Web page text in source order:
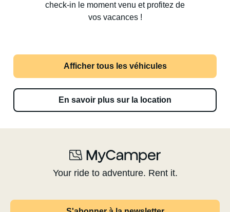
check-in le moment venu et profitez de
vos vacances !
Afficher tous les véhicules
En savoir plus sur la location
Your ride to adventure. Rent it.